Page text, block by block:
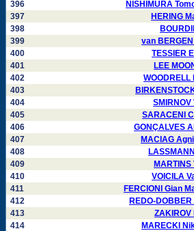
396
NISHIMURA
397
HERING
398
399
van
400
TESSIER
401
LEE
402
403
404
405
SARACENI
406
GONÇALVES
407
MACIAG
408
409
410
VOICILA
411
FERCIONI Gian
412
REDO-
413
414
MARECKI